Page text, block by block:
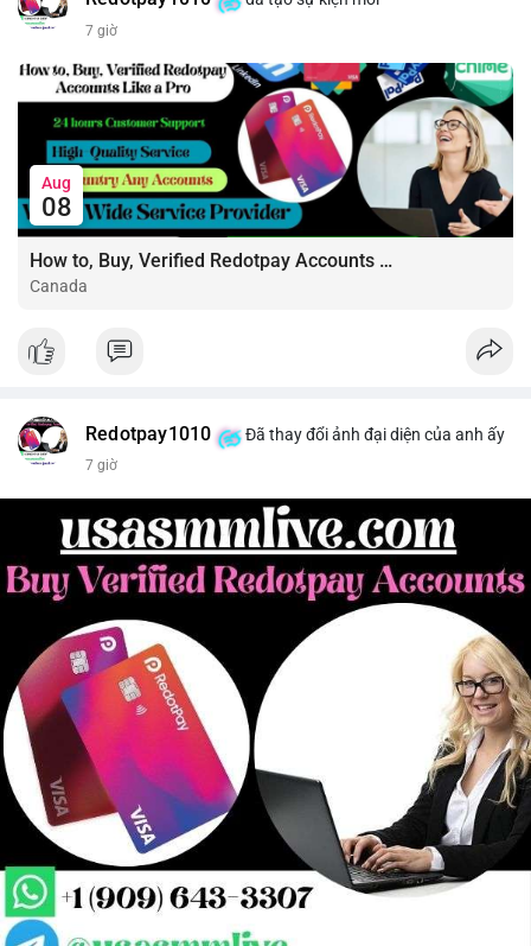
- Mục tiêu chốt lời (Take Profit - TP): TP1: 1.5700, TP2: 1.5500
Quản trị vốn chặt chẽ, chỉ vào lệnh với rủi ro tối đa 1-2% tài
khoản cho mỗi vị thế.
#shortnear #near1.59#bearishnear #selllimit #vlikenear
7 giờ
Aug
08
How to, Buy, Verified Redotpay Accounts Like a Pro
Canada
Redotpay1010 Đã thay đổi ảnh đại diện của anh ấy
7 giờ